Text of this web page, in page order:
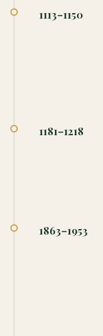
1113–1150
1181–1218
1863–1953